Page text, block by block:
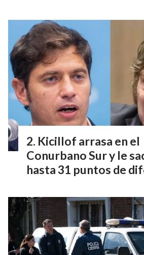
Kicillof arrasa en el
Conurbano Sur y le
hasta 31 puntos de